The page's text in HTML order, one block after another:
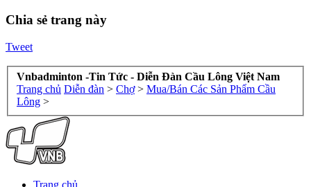
Chia sẻ trang này
Tweet
Vnbadminton -Tin Tức - Diễn Đàn Cầu Lông Việt Nam
Trang chủ Diễn đàn > Chợ > Mua/Bán Các Sản Phẩm Cầu
Lông >
Trang chủ